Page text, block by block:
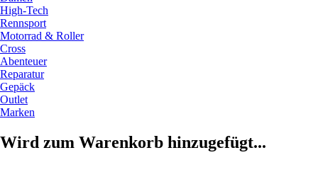
High-Tech
Rennsport
Motorrad & Roller
Cross
Abenteuer
Reparatur
Gepäck
Outlet
Marken
Wird zum Warenkorb hinzugefügt...